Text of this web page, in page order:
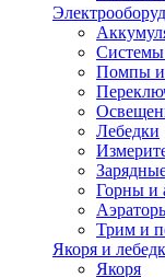
Помпы и
Лебедки
Горны и
Трим и
Якоря и
Якоря